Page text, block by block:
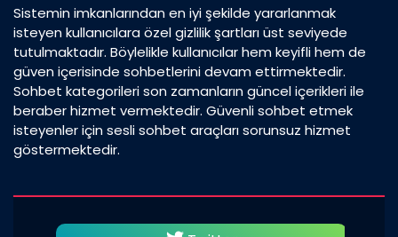
Sistemin imkanlarından en iyi şekilde yararlanmak
isteyen kullanıcılara özel gizlilik şartları üst seviyede
tutulmaktadır. Böylelikle kullanıcılar hem keyifli hem de
güven içerisinde sohbetlerini devam ettirmektedir.
Sohbet kategorileri son zamanların güncel içerikleri ile
beraber hizmet vermektedir. Güvenli sohbet etmek
isteyenler için sesli sohbet araçları sorunsuz hizmet
göstermektedir.